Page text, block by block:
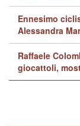
Ennesimo
Alessandra
Raffaele
giocattoli,